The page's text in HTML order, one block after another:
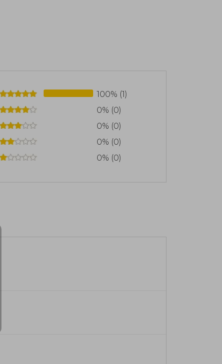
100% (1)
0% (0)
0% (0)
0% (0)
0% (0)